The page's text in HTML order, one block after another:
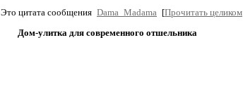
Это цитата сообщения Dama_Madama [Прочитать целиком
Дом-улитка для современного отшельника